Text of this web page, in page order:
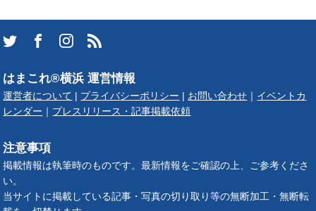
はまこれ®横浜 運営情報
運営者について プライバシーポリシー お問い合わせ
イベントカ
レンダー
プレスリリース・記事掲載依頼
注意事項
掲載情報は執筆時のものです。最新情報をご確認の上、ご参考くださ
い。
当サイトに掲載している記事・写真の切り取り等の無断加工・無断転